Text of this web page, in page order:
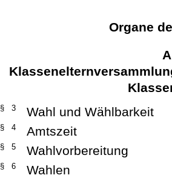
Organe
§ 3 Wahl und Wählbarkeit
§ 4 Amtszeit
§ 5 Wahlvorbereitung
§ 6 Wahlen